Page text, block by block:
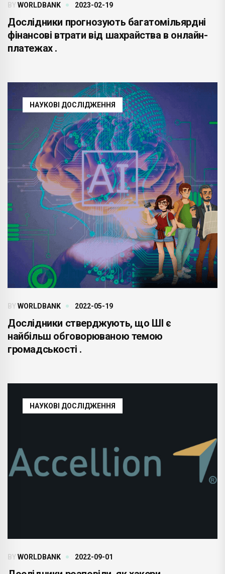
BYWORLDBANK 2023-02-19
Дослідники прогнозують багатомільярдні
фінансові втрати від шахрайства в онлайн-
платежах .
НАУКОВІ ДОСЛІДЖЕННЯ
BYWORLDBANK 2022-05-19
Дослідники стверджують, що ШІ є
найбільш обговорюваною темою
громадськості .
НАУКОВІ ДОСЛІДЖЕННЯ
BYWORLDBANK 2022-09-01